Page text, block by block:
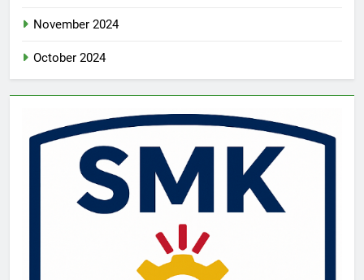
November 2024
October 2024